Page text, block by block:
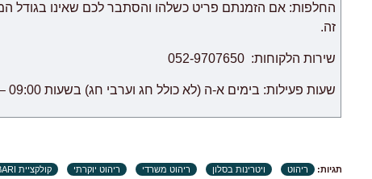
החלפות: אם הזמנתם פריט כשלהו והסתבר לכם שאינו בגודל
זה.
שירות הלקוחות: 052-9707650
שעות פעילות: בימים א-ה (לא כולל חג וערבי חג) בשעות 09:00 – 18:00.
תגיות: ריהוט ויטרינות בסלון ריהוט משרדי ריהוט יוקרתי קולקציית BARI